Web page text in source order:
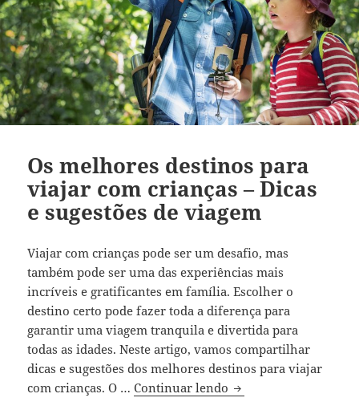
Os melhores destinos para
viajar com crianças – Dicas
e sugestões de viagem
Viajar com crianças pode ser um desafio, mas
também pode ser uma das experiências mais
incríveis e gratificantes em família. Escolher o
destino certo pode fazer toda a diferença para
garantir uma viagem tranquila e divertida para
todas as idades. Neste artigo, vamos compartilhar
dicas e sugestões dos melhores destinos para viajar
com crianças. O …Continuar lendo Os melhores